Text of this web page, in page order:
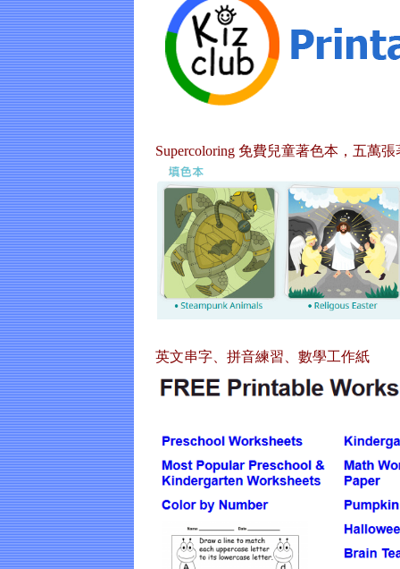
Supercoloring 免費兒童著色本，五萬
英文串字、拼音練習、數學工作紙